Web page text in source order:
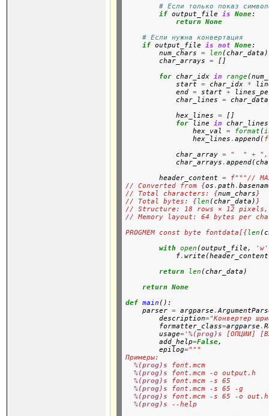
# Если только показ
if output_file is None:
return
None
# Если нужна конвертация
if output_file is not None:
        num_chars
= len
        char_arrays
=
[]
for char_idx in range
            start
= char_idx *
            end
= start +
            char_lines
=
            hex_lines
=
[]
for line in
                hex_val
= format (
                hex_lines
.append(
            char_array
= "  " +
            char_arrays
.
        header_content
=
f"""//
// Converted from {os .path .
// Total characters: {num_chars}
// Total bytes: {len (char_data) }
// Structure: 18 rows × 12
// Memory layout: 64 bytes per
PROGMEM const byte fontdata[{len
with
open (output_file, 'w'
            f
.
return
len (char_data)
return
None
def main ():
    parser
= argparse .
        description
="Конвертер
        formatter_class
=argparse .
        usage
= '%(prog)s
[ОПЦИИ]
        add_help
=False,
        epilog
="""
Примеры:
%(prog)s
font.mcm
%(prog)s
font.mcm -o output.h
%(prog)s
font.mcm -s 65
%(prog)s
font.mcm -s 65 -g
%(prog)s
font.mcm -s 65 -o out.h
%(prog)s
--help